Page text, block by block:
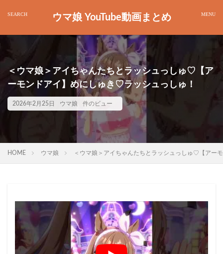
ウマ娘 YouTube動画まとめ
＜ウマ娘＞アイちゃんたちとラッシュっしゅ♡【ア
ーモンドアイ】めにしゅき♡ラッシュっしゅ！
2026年2月25日 ウマ娘 件のビュー
HOME ウマ娘 ＜ウマ娘＞アイちゃんたちとラッシュっしゅ♡【アー